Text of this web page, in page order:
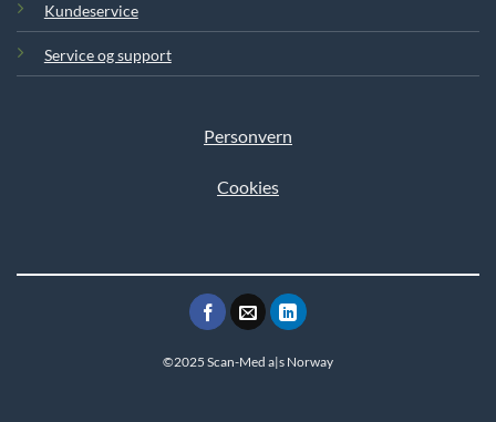
Kundeservice
Service og support
Personvern
Cookies
©2025 Scan-Med a|s Norway